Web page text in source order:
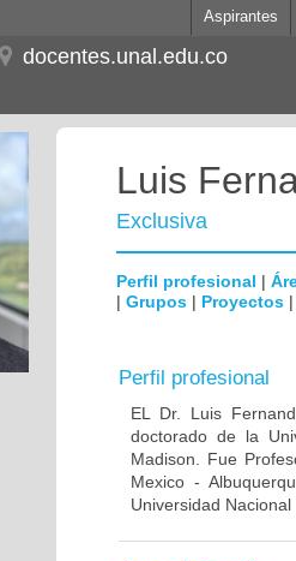
Aspirantes
docentes.unal.edu.co
Luis
Exclusiva
Perfil profesional |
| Grupos | Proyectos
Perfil profesional
EL Dr. Luis
doctorado de la
Madison. Fue
Mexico -
Universidad